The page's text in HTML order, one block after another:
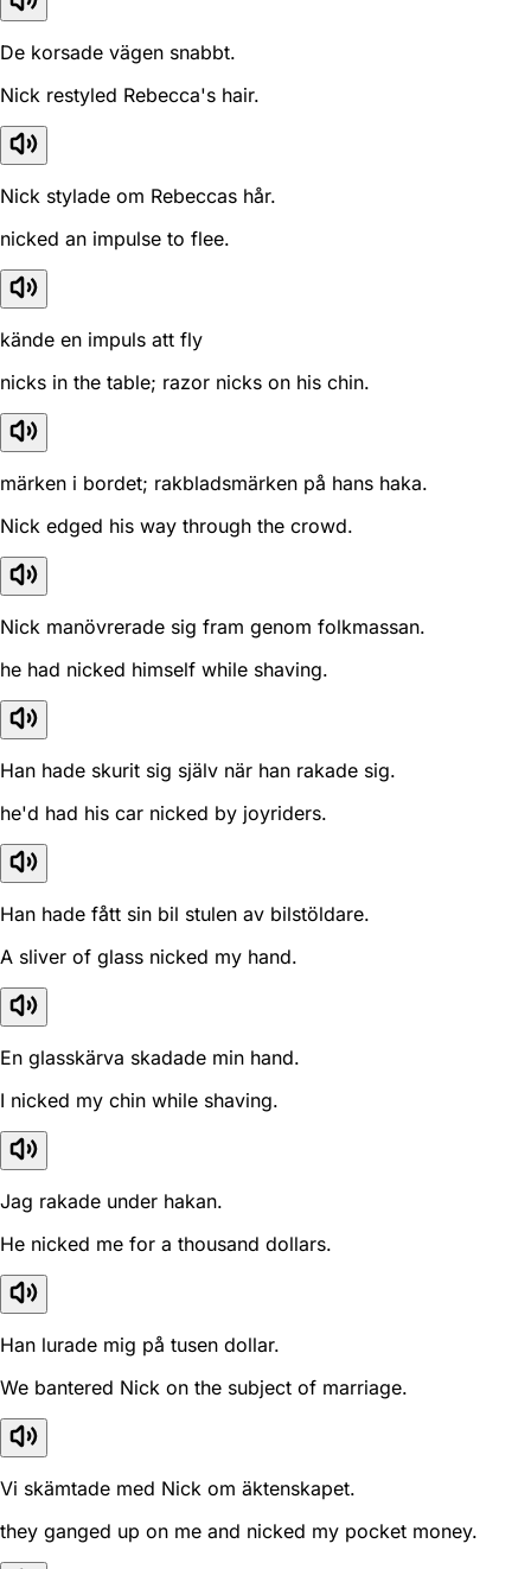
De korsade vägen snabbt.
Nick restyled Rebecca's hair.
Nick stylade om Rebeccas hår.
nicked an impulse to flee.
kände en impuls att fly
nicks in the table; razor nicks on his chin.
märken i bordet; rakbladsmärken på hans haka.
Nick edged his way through the crowd.
Nick manövrerade sig fram genom folkmassan.
he had nicked himself while shaving.
Han hade skurit sig själv när han rakade sig.
he'd had his car nicked by joyriders.
Han hade fått sin bil stulen av bilstöldare.
A sliver of glass nicked my hand.
En glasskärva skadade min hand.
I nicked my chin while shaving.
Jag rakade under hakan.
He nicked me for a thousand dollars.
Han lurade mig på tusen dollar.
We bantered Nick on the subject of marriage.
Vi skämtade med Nick om äktenskapet.
they ganged up on me and nicked my pocket money.